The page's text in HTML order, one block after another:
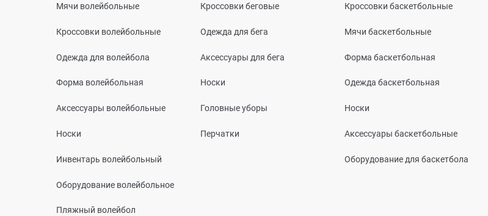
Мячи волейбольные
Кроссовки волейбольные
Одежда для волейбола
Форма волейбольная
Аксессуары волейбольные
Носки
Инвентарь волейбольный
Оборудование волейбольное
Пляжный волейбол
Кроссовки беговые
Одежда для бега
Аксессуары для бега
Носки
Головные уборы
Перчатки
Кроссовки баскетбольные
Мячи баскетбольные
Форма баскетбольная
Одежда баскетбольная
Носки
Аксессуары баскетбольные
Оборудование для баскетбола